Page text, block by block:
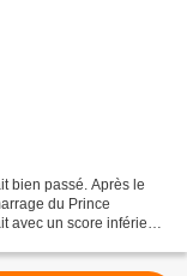
bien passé. Après le
du Prince
avec un score inférieur